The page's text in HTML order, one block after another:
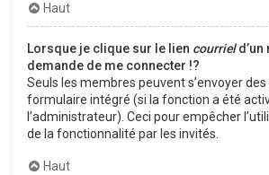
Haut
Lorsque je clique sur le lien courrield’un
demande de me connecter !?
Seuls les membres peuvent s’envoyer
formulaire intégré (si la fonction a été
l’administrateur). Ceci pour empêcher
de la fonctionnalité par les invités.
Haut